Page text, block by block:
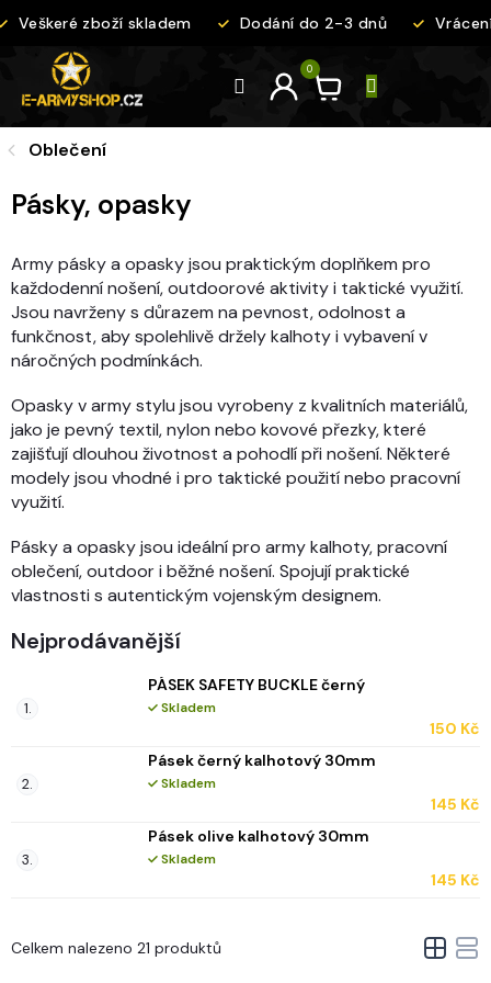
naVeškeré zboží skladem Dodání do 2-3 dnů Vrácení
Oblečení
Pásky, opasky
Army pásky a opasky jsou praktickým doplňkem pro
každodenní nošení, outdoorové aktivity i taktické využití.
Jsou navrženy s důrazem na pevnost, odolnost a
funkčnost, aby spolehlivě držely kalhoty i vybavení v
náročných podmínkách.
Opasky v army stylu jsou vyrobeny z kvalitních materiálů,
jako je pevný textil, nylon nebo kovové přezky, které
zajišťují dlouhou životnost a pohodlí při nošení. Některé
modely jsou vhodné i pro taktické použití nebo pracovní
využití.
Pásky a opasky jsou ideální pro army kalhoty, pracovní
oblečení, outdoor i běžné nošení. Spojují praktické
vlastnosti s autentickým vojenským designem.
Nejprodávanější
PÁSEK SAFETY BUCKLE černý
Skladem
150 Kč
Pásek černý kalhotový 30mm
Skladem
145 Kč
Pásek olive kalhotový 30mm
Skladem
145 Kč
Celkem nalezeno 21 produktů
V
ý